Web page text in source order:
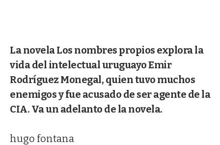
La novela Los nombres propios explora la
vida del intelectual uruguayo Emir
Rodríguez Monegal, quien tuvo muchos
enemigos y fue acusado de ser agente de la
CIA. Va un adelanto de la novela.
hugo fontana